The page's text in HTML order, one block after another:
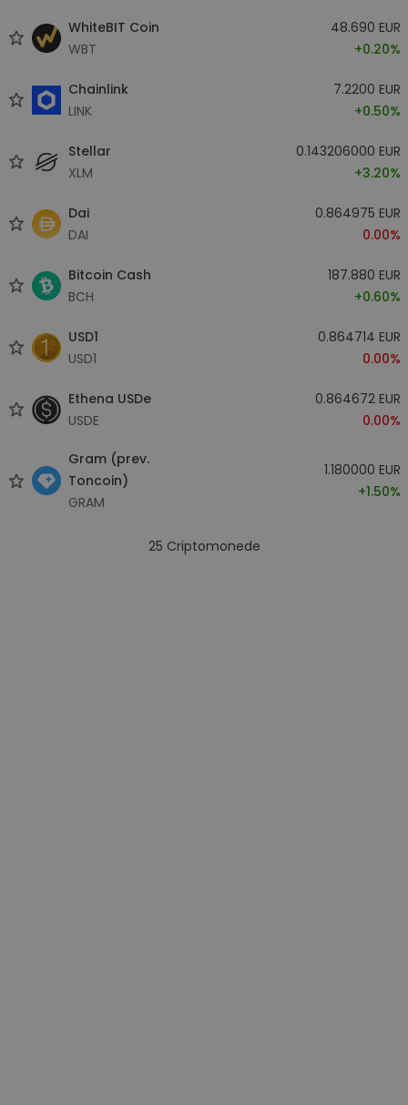
WhiteBIT Coin
WBT
48.690 EUR
+0.20%
Chainlink
LINK
7.2200 EUR
+0.50%
Stellar
XLM
0.143206000 EUR
+3.20%
Dai
DAI
0.864975 EUR
0.00%
Bitcoin Cash
BCH
187.880 EUR
+0.60%
USD1
USD1
0.864714 EUR
0.00%
Ethena USDe
USDE
0.864672 EUR
0.00%
Gram (prev.
Toncoin)
GRAM
1.180000 EUR
+1.50%
25 Criptomonede